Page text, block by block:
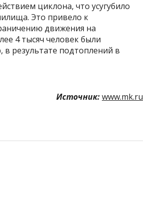
циклона, что усугубило
Это привело к
движения на
4 тысяч человек были
результате подтоплений в
Источник:www.mk.ru